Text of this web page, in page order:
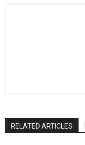
RELATED ARTICLES